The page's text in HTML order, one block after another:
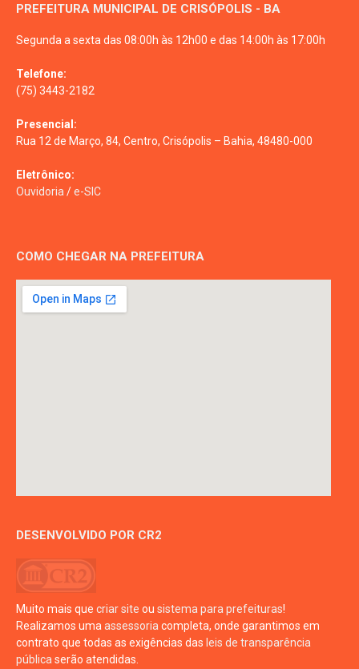
PREFEITURA MUNICIPAL DE CRISÓPOLIS - BA
Segunda a sexta das 08:00h às 12h00 e das 14:00h às 17:00h
Telefone:
(75) 3443-2182
Presencial:
Rua 12 de Março, 84, Centro, Crisópolis – Bahia, 48480-000
Eletrônico:
Ouvidoria /e-SIC
COMO CHEGAR NA PREFEITURA
DESENVOLVIDO POR CR2
Muito mais que criar site ou sistema para prefeituras!
Realizamos uma assessoria completa, onde garantimos em
contrato que todas as exigências das leis de transparência
pública serão atendidas.